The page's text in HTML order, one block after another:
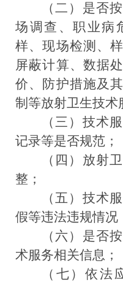
（二）是否
场调查、职业病
样、现场检测、
屏蔽计算、数据
价、防护措施及
制等放射卫生技术
（三）技术
记录等是否规范；
（四）放射
整；
（五）技术
假等违法违规情况
（六）是否
术服务相关信息；
（七）依法